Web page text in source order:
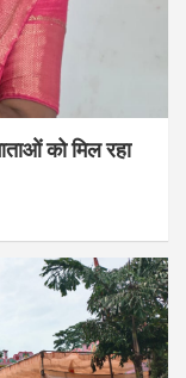
को मिल रहा